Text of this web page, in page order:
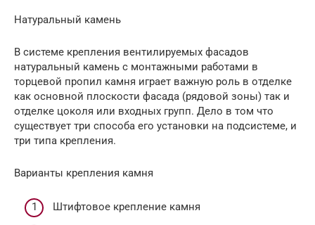
Натуральный камень
В системе крепления вентилируемых фасадов
натуральный камень с монтажными работами в
торцевой пропил камня играет важную роль в отделке
как основной плоскости фасада (рядовой зоны) так и
отделке цоколя или входных групп. Дело в том что
существует три способа его установки на подсистеме, и
три типа крепления.
Варианты крепления камня
Штифтовое крепление камня